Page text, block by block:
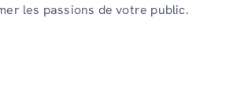
les passions de votre public.